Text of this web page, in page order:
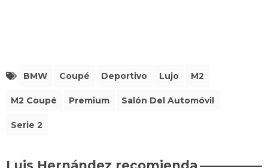
BMW Coupé Deportivo Lujo M2
M2 Coupé Premium Salón Del Automóvil
Serie 2